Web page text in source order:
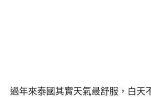
過年來泰國其實天氣最舒服，白天